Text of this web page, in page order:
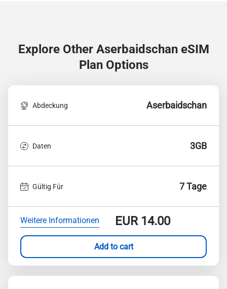
Explore Other Aserbaidschan eSIM
Plan Options
Abdeckung Aserbaidschan
Daten 3GB
Gültig Für 7 Tage
Weitere Informationen EUR14.00
Add to cart